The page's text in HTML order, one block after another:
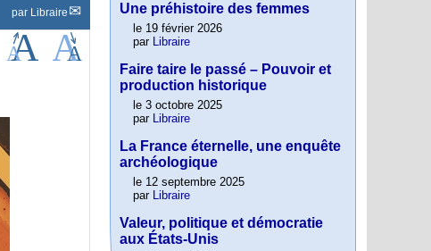
par Libraire Une préhistoire des femmes
le 19 février 2026
par Libraire
Faire taire le passé – Pouvoir et
production historique
le 3 octobre 2025
par Libraire
La France éternelle, une enquête
archéologique
le 12 septembre 2025
par Libraire
Valeur, politique et démocratie
aux États-Unis